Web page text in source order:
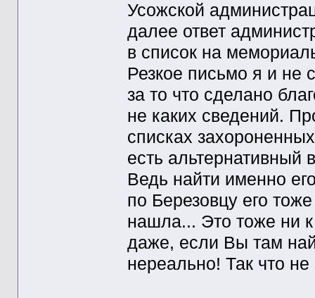
Усожской
далее ответ
в список на
Резкое письмо я и не
за то что сделано
не каких сведений.
списках
есть альтернативный
Ведь найти именно
по Березовцу его
нашла... Это тоже ни к
даже, если Вы там
нереально! Так что